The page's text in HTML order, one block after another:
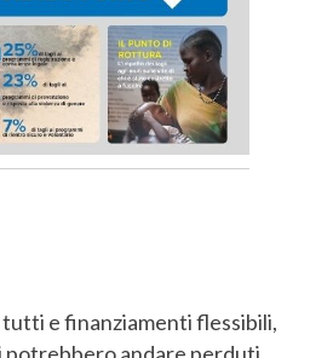
tutti e finanziamenti flessibili,